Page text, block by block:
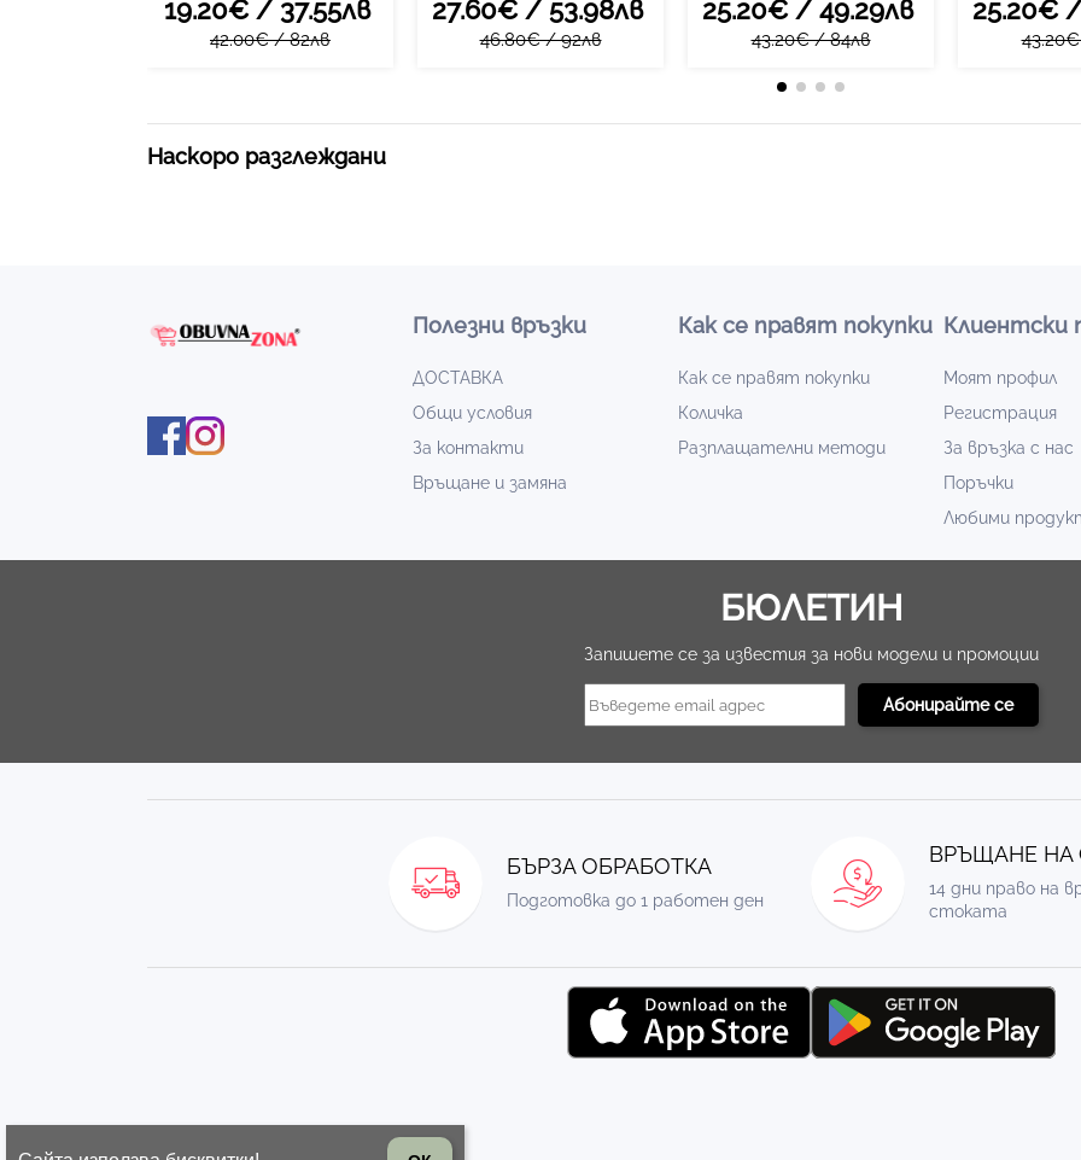
19.20€ / 37.55лв
42.00€ / 82лв
27.60€ / 53.98лв
46.80€ / 92лв
25.20€ / 49.29лв
43.20€ / 84лв
25.20€
Наскоро разглеждани
Полезни връзки
ДОСТАВКА
Общи условия
За контакти
Връщане и замяна
Как се правят покупки
Как се правят покупки
Количка
Разплащателни методи
Клиентски
Моят профил
Регистрация
За връзка с нас
Поръчки
Любими
БЮЛЕТИН
Запишете се за известия за нови модели и промоции
БЪРЗА ОБРАБОТКА
Подготовка до 1 работен ден
ВРЪЩАНЕ НА
14 дни право на
стоката
© 2026 Всички права запазени